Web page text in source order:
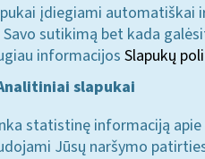
įdiegiami automatiškai
sutikimą bet kada
informacijos Slapukų
slapukai
statistinę informaciją
Jūsų naršymo